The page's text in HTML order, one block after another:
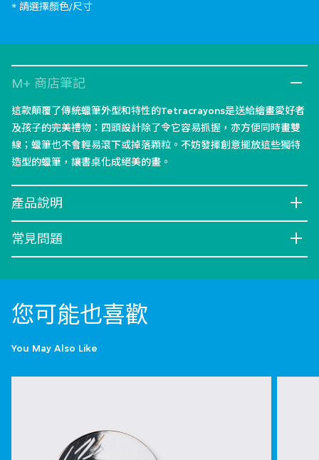
* 請選擇顏色/尺寸
M+ 商店筆記
這款顛覆了傳統蠟筆外型和特性的Tetracrayons是送給繪畫愛好者
及孩子的完美禮物：四頭設計除了令它容易抓握，亦方便同時畫雙
線；蠟筆也不會輕易滾下或掉落顆粒。不妨發揮創意擺放這些獨特
造型的蠟筆，讓書桌化成絕美的畫。
產品說明
常見問題
您可能也喜歡
You May Also Like